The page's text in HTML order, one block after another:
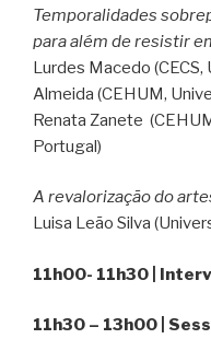
Temporalidades
para além de resistir
Lurdes Macedo
Almeida (CEHUM,
Renata Zanete
Portugal)
A revalorização do
Luisa Leão Silva
11h00- 11h30 |
11h30 – 13h00 |